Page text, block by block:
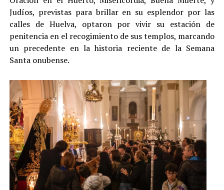
Judíos, previstas para brillar en su esplendor por las
calles de Huelva, optaron por vivir su estación de
penitencia en el recogimiento de sus templos, marcando
un precedente en la historia reciente de la Semana
Santa onubense.